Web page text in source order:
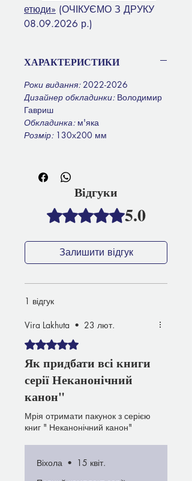
етюди» (ОЧІКУЄМО З ДРУКУ
08.09.2026 р.)
ХАРАКТЕРИСТИКИ
Роки видання:2022-2026
Дизайнер обкладинки:Володимир
Гавриш
Обкладинка:м'яка
Розмір:130х200 мм
Відгуки
Оцінка: 5 із 5 зірочок.
5.0
Залишити відгук
1 відгук
Vira Lakhuta • 23 лют.
Оцінка: 5 із 5 зірочок.
Як придбати всі книги
серії Неканонічний
канон"
Мрія отримати пакунок з серією
книг " Неканонічний канон"
Віхола • 15 квіт.